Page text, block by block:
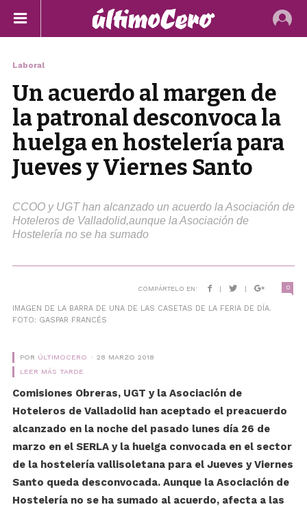
Laboral
Un acuerdo al margen de
la patronal desconvoca la
huelga en hostelería para
Jueves y Viernes Santo
CCOO y UGT han alcanzado un acuerdo la Asociación de
Hoteleros de Valladolid,aunque la Asociación de
Hostelería no se ha sumado
COMPÁRTELO EN: | | 0
IMAGEN DE LA BARRA DE UNA DE LAS CASETAS DE LA FERIA DE DÍA.
FOTO: GASPAR FRANCÉS
POR ÚLTIMOCERO
28 MARZO 2018
LEER MÁS TARDE
Comisiones Obreras, UGT y la Asociación de
Hoteleros de Valladolid han aceptado el preacuerdo
alcanzado en la noche del pasado lunes día 26 de
marzo en el SERLA y la huelga convocada en el sector
de la hostelería vallisoletana para el Jueves y Viernes
Santo queda desconvocada. Aunque la Asociación de
Hostelería no se ha sumado al acuerdo, afecta a las